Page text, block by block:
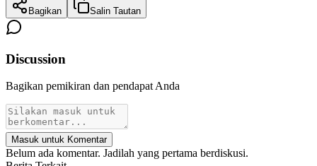
Bagikan Salin Tautan
Discussion
Bagikan pemikiran dan pendapat Anda
Masuk untuk Komentar
Belum ada komentar. Jadilah yang pertama berdiskusi.